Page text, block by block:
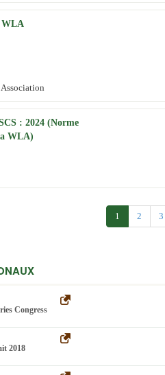
WLA
: 2024 (Norme
WLA)
1 2 3
Congress
2018